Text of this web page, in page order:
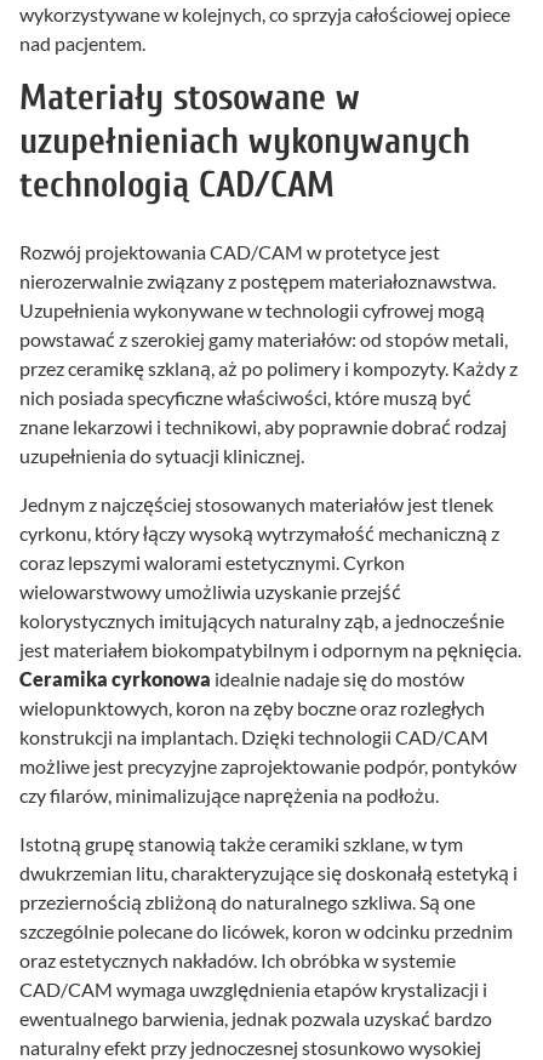
wykorzystywane w kolejnych, co sprzyja całościowej opiece
nad pacjentem.
Materiały stosowane w
uzupełnieniach wykonywanych
technologią CAD/CAM
Rozwój projektowania CAD/CAM w protetyce jest
nierozerwalnie związany z postępem materiałoznawstwa.
Uzupełnienia wykonywane w technologii cyfrowej mogą
powstawać z szerokiej gamy materiałów: od stopów metali,
przez ceramikę szklaną, aż po polimery i kompozyty. Każdy z
nich posiada specyficzne właściwości, które muszą być
znane lekarzowi i technikowi, aby poprawnie dobrać rodzaj
uzupełnienia do sytuacji klinicznej.
Jednym z najczęściej stosowanych materiałów jest tlenek
cyrkonu, który łączy wysoką wytrzymałość mechaniczną z
coraz lepszymi walorami estetycznymi. Cyrkon
wielowarstwowy umożliwia uzyskanie przejść
kolorystycznych imitujących naturalny ząb, a jednocześnie
jest materiałem biokompatybilnym i odpornym na pęknięcia.
Ceramika cyrkonowa idealnie nadaje się do mostów
wielopunktowych, koron na zęby boczne oraz rozległych
konstrukcji na implantach. Dzięki technologii CAD/CAM
możliwe jest precyzyjne zaprojektowanie podpór, pontyków
czy filarów, minimalizujące naprężenia na podłożu.
Istotną grupę stanowią także ceramiki szklane, w tym
dwukrzemian litu, charakteryzujące się doskonałą estetyką i
przeziernością zbliżoną do naturalnego szkliwa. Są one
szczególnie polecane do licówek, koron w odcinku przednim
oraz estetycznych nakładów. Ich obróbka w systemie
CAD/CAM wymaga uwzględnienia etapów krystalizacji i
ewentualnego barwienia, jednak pozwala uzyskać bardzo
naturalny efekt przy jednoczesnej stosunkowo wysokiej